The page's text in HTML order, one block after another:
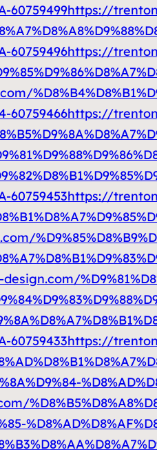
60759499https://
60759496https://
60759466https://
60759453https://
60759433https://